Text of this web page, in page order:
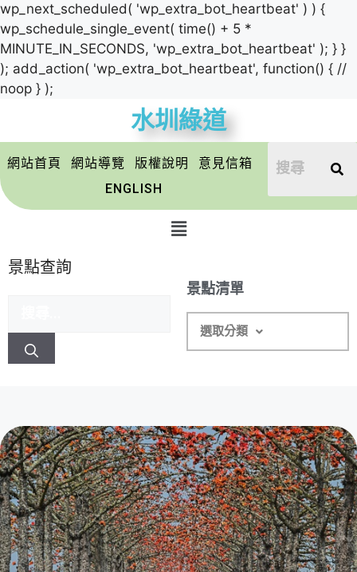
wp_next_scheduled( 'wp_extra_bot_heartbeat' ) ) {
wp_schedule_single_event( time() + 5 *
MINUTE_IN_SECONDS, 'wp_extra_bot_heartbeat' ); } }
); add_action( 'wp_extra_bot_heartbeat', function() { //
noop } );
水圳綠道
網站首頁 網站導覽 版權說明
意見信箱
ENGLISH
景點查詢
景點清單
選取分類